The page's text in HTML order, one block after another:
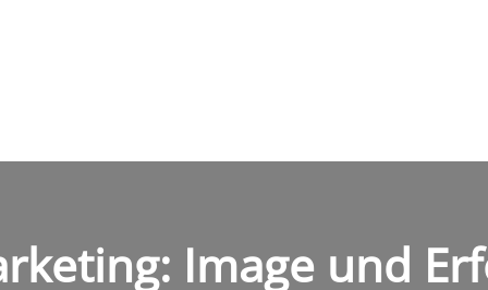
Image und